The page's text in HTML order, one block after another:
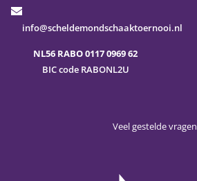
info@scheldemondschaaktoernooi.nl
NL56 RABO 0117 0969 62
BIC code RABONL2U
Veel gestelde vragen